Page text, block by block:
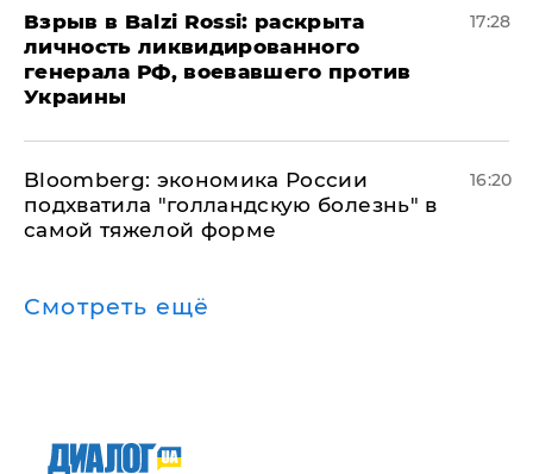
​Взрыв в Balzi Rossi: раскрыта
личность ликвидированного
генерала РФ, воевавшего против
Украины
17:28
Bloomberg: экономика России
подхватила "голландскую болезнь" в
самой тяжелой форме
16:20
Смотреть ещё